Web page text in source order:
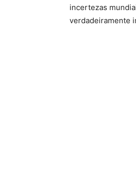
incertezas
verdadeiramente